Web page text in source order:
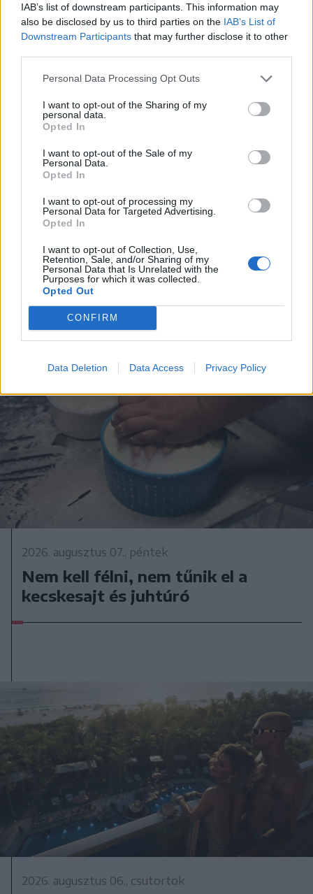
IAB’s list of downstream participants. This information may
also be disclosed by us to third parties on the IAB’s List of
Downstream Participants that may further disclose it to other
Personal Data Processing Opt Outs
I want to opt-out of the Sharing of my
personal data.
Opted In
I want to opt-out of the Sale of my
Personal Data.
Opted In
I want to opt-out of processing my
Personal Data for Targeted Advertising.
Opted In
I want to opt-out of Collection, Use,
Retention, Sale, and/or Sharing of my
Personal Data that Is Unrelated with the
Purposes for which it was collected.
Opted Out
CONFIRM
Data Deletion Data Access Privacy Policy
Székely Sport
Nagy pofonba szaladt belé a
Kolozsvári CFR, kikapott a
Győr és a Loki is
menjünk!
A rovat további cikkei
2026. augusztus 07., péntek
Nem kell félni, nem tűnik el a
kecskesajt és juhtúró
2026. augusztus 06., csütörtök